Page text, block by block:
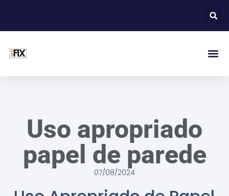
Uso apropriado
papel de parede
07/08/2024